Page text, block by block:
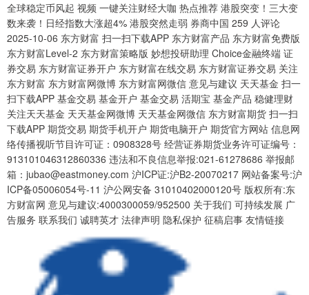
全球稳定币风起 视频 一键关注财经大咖 热点推荐 港股突变！三大变
数来袭！日经指数大涨超4% 港股突然走弱 券商中国 259 人评论
2025-10-06 东方财富 扫一扫下载APP 东方财富产品 东方财富免费版
东方财富Level-2 东方财富策略版 妙想投研助理 Choice金融终端 证
券交易 东方财富证券开户 东方财富在线交易 东方财富证券交易 关注
东方财富 东方财富网微博 东方财富网微信 意见与建议 天天基金 扫一
扫下载APP 基金交易 基金开户 基金交易 活期宝 基金产品 稳健理财
关注天天基金 天天基金网微博 天天基金网微信 东方财富期货 扫一扫
下载APP 期货交易 期货手机开户 期货电脑开户 期货官方网站 信息网
络传播视听节目许可证：0908328号 经营证券期货业务许可证编号：
913101046312860336 违法和不良信息举报:021-61278686 举报邮
箱：jubao@eastmoney.com 沪ICP证:沪B2-20070217 网站备案号:沪
ICP备05006054号-11 沪公网安备 31010402000120号 版权所有:东
方财富网 意见与建议:4000300059/952500 关于我们 可持续发展 广
告服务 联系我们 诚聘英才 法律声明 隐私保护 征稿启事 友情链接